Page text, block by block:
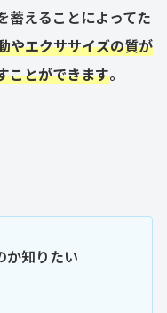
蓄えることによってた
やエクササイズの質が
ことができます。
か知りたい